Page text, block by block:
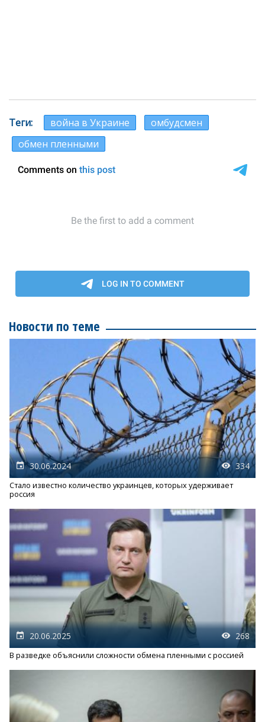
Теги война в Украине
омбудсмен
обмен пленными
Новости по теме
30.06.2024 334
Стало известно количество украинцев, которых удерживает
россия
20.06.2025 268
В разведке объяснили сложности обмена пленными с россией